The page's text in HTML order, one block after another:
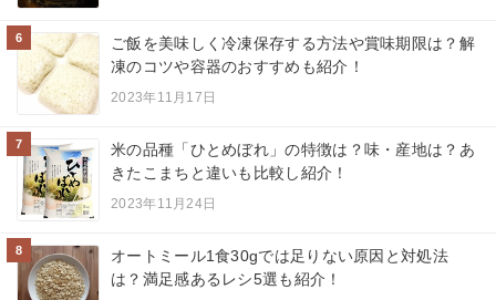
6
ご飯を美味しく冷凍保存する方法や賞味期限は？解
凍のコツや容器のおすすめも紹介！
2023年11月17日
7
米の品種「ひとめぼれ」の特徴は？味・産地は？あ
きたこまちと違いも比較し紹介！
2023年11月24日
8
オートミール1食30gでは足りない原因と対処法
は？満足感あるレシ5選も紹介！